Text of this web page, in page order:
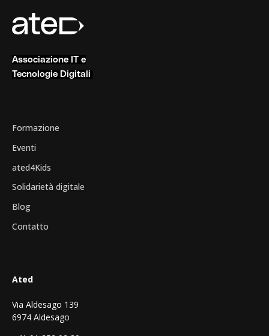
Associazione IT e
Tecnologie Digitali
Formazione
Eventi
ated4Kids
Solidarietà digitale
Blog
Contatto
Ated
Via Aldesago 139
6974 Aldesago